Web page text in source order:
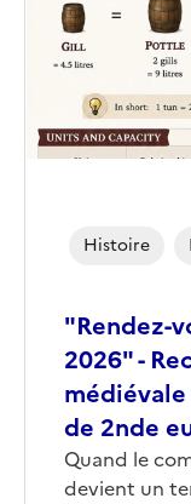
"Rendez-
2026" -
médiévale
de 2nde
Corps
Quand le
devient un
Histoire